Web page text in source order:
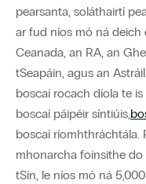
pearsanta, soláthairtí
ar fud níos mó ná deich
Ceanada, an RA, an
tSeapáin, agus an
boscaí rocach díola te
boscaí páipéir síntiúis,
boscaí
mhonarcha foinsithe
tSín, le níos mó ná